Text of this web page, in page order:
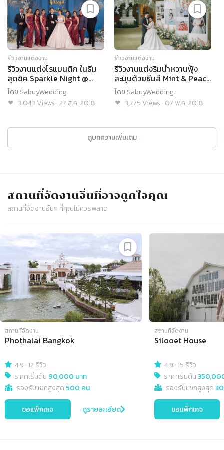
รีวิวงานแต่งงาน
รีวิวงานแต่งโรแมนติก ในธีม
สุดชิค Sparkle Night @
Royal Orchid Sheraton
Hotel & Towers
โดย SabuyWedding
3,043 Views ·27 ส.ค. 2018
รีวิวงานแต่งงาน
รีวิวงานแต่งริมน้ำหวานฟุ้ง
ละมุนด้วยธีมสี Mint & Peach
@ Royal Orchid Sheraton
Hotel
โดย SabuyWedding
3,775 Views · 07 พ.ค. 2018
ดูบทความเพิ่มเติม
สถานที่จัดงานอื่นที่อาจถูกใจคุณ
สถานที่จัดงานอื่นๆ ที่คุณไม่ควรพลาด
Slide 1 of 4
สถานที่จัดงาน
Phothalai Bangkok
4.9 ·12 รีวิว
ราคาเริ่มต้น 90,000 บาท
รองรับแขกสูงสุด 500 คน
ขอแพ็กเกจ ดูรายละเอียด
สถานที่จัดงาน
Silooet House
4.9 ·15 รีวิว
ราคาเริ่มต้น
รองรับแขกสูงสุด
ขอแพ็กเกจ